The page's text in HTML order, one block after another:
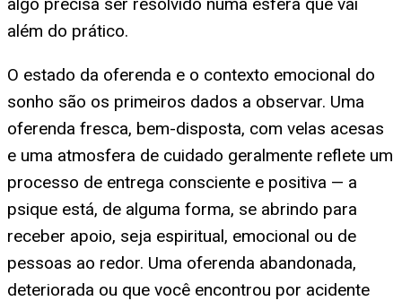
além do prático.
O estado da oferenda e o contexto emocional do
sonho são os primeiros dados a observar. Uma
oferenda fresca, bem-disposta, com velas acesas
e uma atmosfera de cuidado geralmente reflete um
processo de entrega consciente e positiva — a
psique está, de alguma forma, se abrindo para
receber apoio, seja espiritual, emocional ou de
pessoas ao redor. Uma oferenda abandonada,
deteriorada ou que você encontrou por acidente